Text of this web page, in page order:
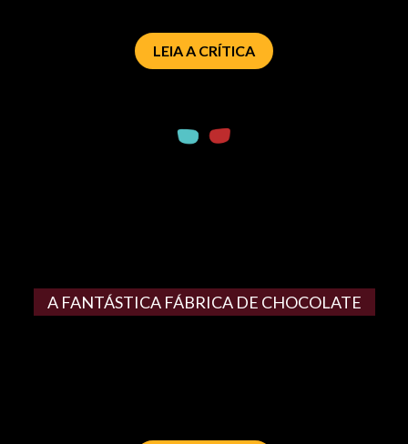
LEIA A CRÍTICA
A FANTÁSTICA FÁBRICA DE CHOCOLATE